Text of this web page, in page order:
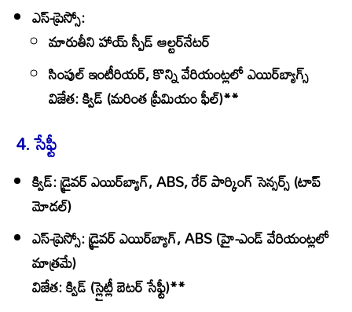
ఎస్-ప్రెస్సో:
మారుతీని హాయ్‌ స్పీడ్ ఆల్టర్‌నేటర్
సింపుల్ ఇంటీరియర్, కొన్ని వేరియంట్లలో ఎయిర్‌బ్యాగ్స్
విజేత: క్విడ్ (మరింత ప్రీమియం ఫీల్)**
4. సేఫ్టీ
క్విడ్: డ్రైవర్ ఎయిర్‌బ్యాగ్, ABS, రేర్ పార్కింగ్ సెన్సర్స్ (టాప్
మోడల్)
ఎస్-ప్రెస్సో: డ్రైవర్ ఎయిర్‌బ్యాగ్, ABS (హై-ఎండ్ వేరియంట్లలో
మాత్రమే)
విజేత: క్విడ్ (స్లైట్లీ బెటర్ సేఫ్టీ)**